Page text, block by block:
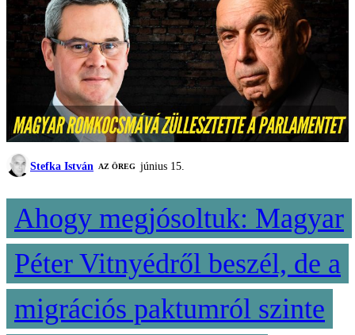
Stefka István AZ ÖREG június 15.
Ahogy megjósoltuk: Magyar
Péter Vitnyédről beszél, de a
migrációs paktumról szinte